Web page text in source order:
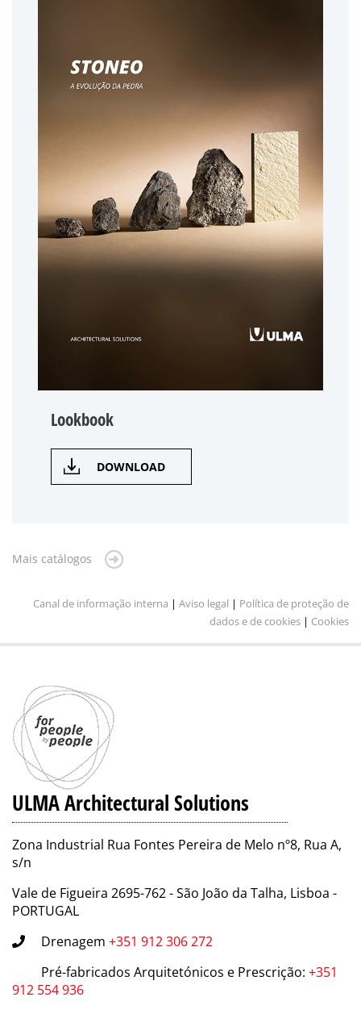
Lookbook
DOWNLOAD
Mais catálogos
Canal de informação interna | Aviso legal | Política de proteção de
dados e de cookies | Cookies
ULMA Architectural Solutions
Zona Industrial Rua Fontes Pereira de Melo nº8, Rua A,
s/n
Vale de Figueira 2695-762 - São João da Talha, Lisboa -
PORTUGAL
Drenagem +351 912 306 272
Pré-fabricados Arquitetónicos e Prescrição: +351
912 554 936